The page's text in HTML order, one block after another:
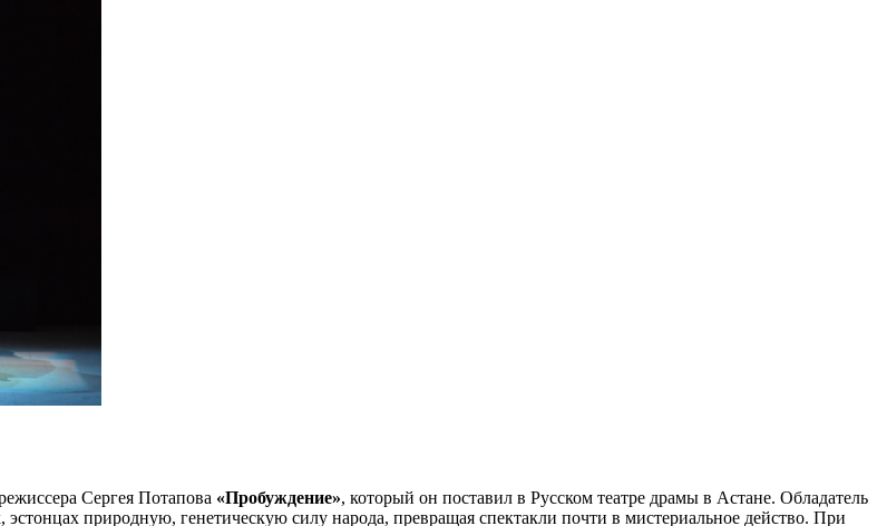
Сергея Потапова «Пробуждение», который он поставил в Русском театре драмы в Астане. Обладатель
эстонцах природную, генетическую силу народа, превращая спектакли почти в мистериальное действо. При